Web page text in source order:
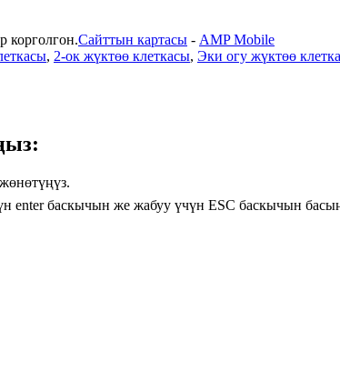
корголгон.Сайттын картасы - AMP Mobile
, 2-ок жүктөө клеткасы, Эки огу жүктөө
enter баскычын же жабуу үчүн ESC баскычын